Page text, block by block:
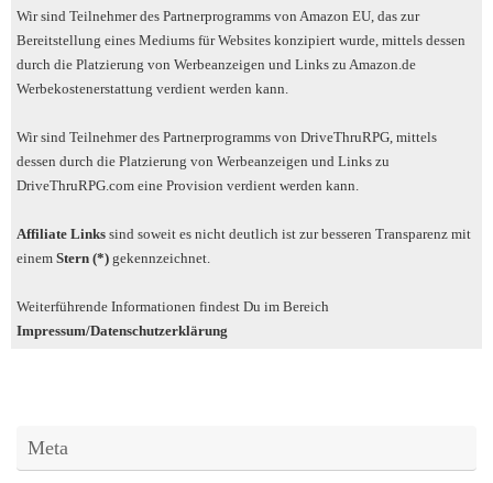
Wir sind Teilnehmer des Partnerprogramms von Amazon EU, das zur
Bereitstellung eines Mediums für Websites konzipiert wurde, mittels dessen
durch die Platzierung von Werbeanzeigen und Links zu Amazon.de
Werbekostenerstattung verdient werden kann.
Wir sind Teilnehmer des Partnerprogramms von DriveThruRPG, mittels
dessen durch die Platzierung von Werbeanzeigen und Links zu
DriveThruRPG.com eine Provision verdient werden kann.
Affiliate Links sind soweit es nicht deutlich ist zur besseren Transparenz mit
einem Stern (*) gekennzeichnet.
Weiterführende Informationen findest Du im Bereich
Impressum/Datenschutzerklärung
Meta